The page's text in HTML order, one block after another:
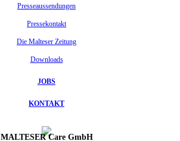
Presseaussendungen
Pressekontakt
Die Malteser Zeitung
Downloads
JOBS
KONTAKT
MALTESER Care GmbH